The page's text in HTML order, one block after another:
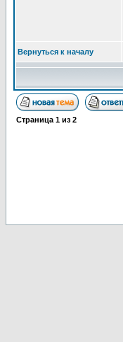
Вернуться к началу
Страница 1 из 2